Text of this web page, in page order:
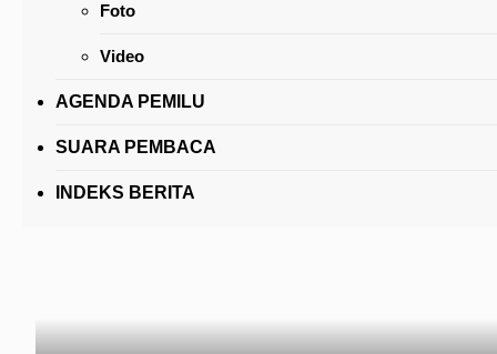
Foto
Video
AGENDA PEMILU
SUARA PEMBACA
INDEKS BERITA
Caroll Senduk: Dengan Demikian Kita Akan
Diberkati Untuk Menjadi Berkat